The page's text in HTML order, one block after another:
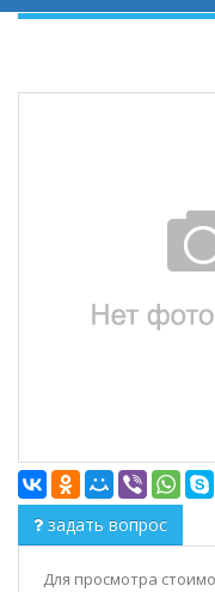
задать вопрос
Для просмотра